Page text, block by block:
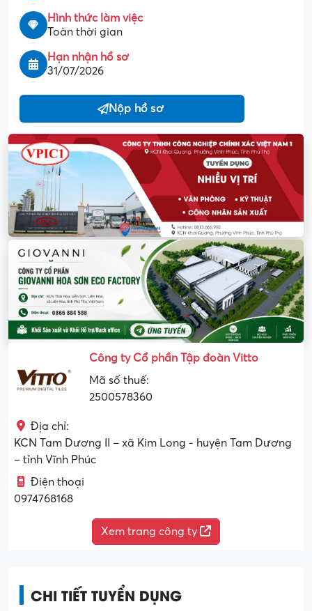
Hình thức làm việc
Toàn thời gian
Hạn nhận hồ sơ
31/07/2026
Nộp hồ sơ
Công ty Cổ phần Tập đoàn Vitto
Mã số thuế:
2500578360
Địa chỉ:
KCN Tam Dương II – xã Kim Long - huyện Tam Dương
– tỉnh Vĩnh Phúc
Điện thoại
0974768168
Xem trang công ty
CHI TIẾT TUYỂN DỤNG